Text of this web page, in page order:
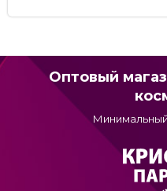
Оптовый
Минимальный